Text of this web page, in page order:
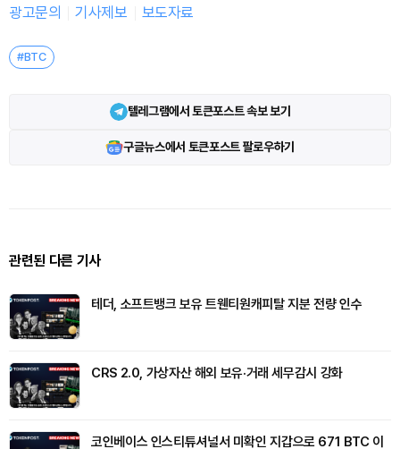
광고문의 기사제보 보도자료
#BTC
텔레그램에서 토큰포스트 속보 보기
구글뉴스에서 토큰포스트 팔로우하기
관련된 다른 기사
테더, 소프트뱅크 보유 트웬티원캐피탈 지분 전량 인수
CRS 2.0, 가상자산 해외 보유·거래 세무감시 강화
코인베이스 인스티튜셔널서 미확인 지갑으로 671 BTC 이